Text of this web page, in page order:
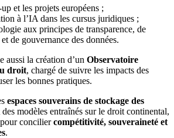
et les projets européens ;
à l’IA dans les cursus juridiques ;
aux principes de transparence, de
de gouvernance des données.
la création d’un Observatoire
droit, chargé de suivre les impacts des
les bonnes pratiques.
espaces souverains de stockage des
des modèles entraînés sur le droit continental,
conciliercompétitivité, souveraineté et
.